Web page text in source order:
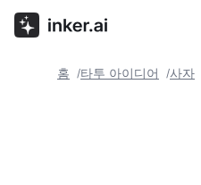
홈 /타투 아이디어 /사자